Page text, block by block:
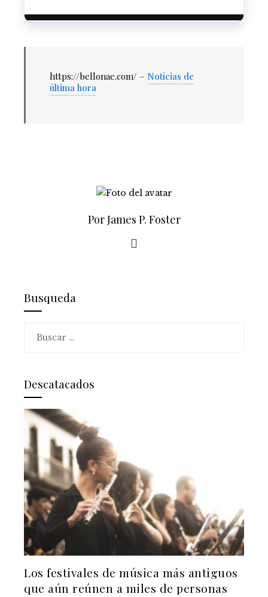
https://bellonae.com/ – Notícias de
última hora
Por James P. Foster
Busqueda
Descatacados
Los festivales de música más antiguos
que aún reúnen a miles de personas